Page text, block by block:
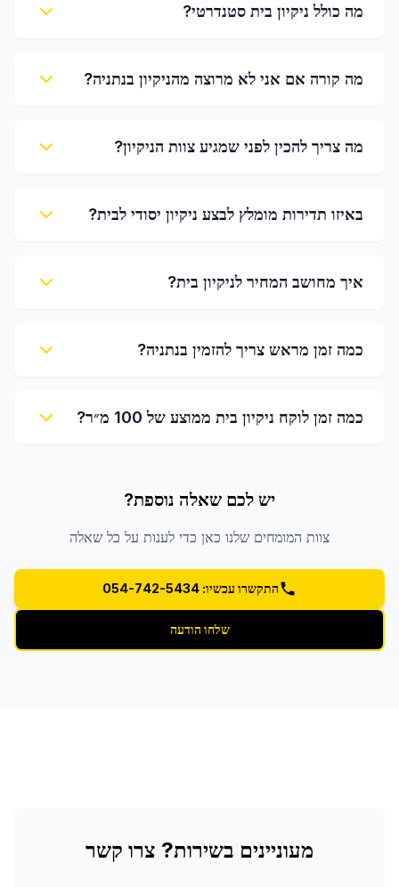
מה כולל ניקיון בית סטנדרטי?
מה קורה אם אני לא מרוצה מהניקיון בנתניה?
מה צריך להכין לפני שמגיע צוות הניקיון?
באיזו תדירות מומלץ לבצע ניקיון יסודי לבית?
איך מחושב המחיר לניקיון בית?
כמה זמן מראש צריך להזמין בנתניה?
כמה זמן לוקח ניקיון בית ממוצע של 100 מ״ר?
יש לכם שאלה נוספת?
צוות המומחים שלנו כאן כדי לענות על כל שאלה
התקשרו עכשיו: 054-742-5434
שלחו הודעה
מעוניינים בשירות? צרו קשר